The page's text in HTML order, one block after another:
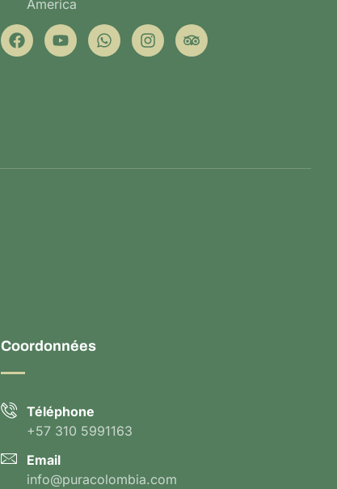
America
Coordonnées
Téléphone
+57 310 5991163
Email
info@puracolombia.com